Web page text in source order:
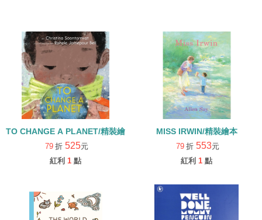
TO CHANGE A PLANET/精裝繪本
79 折 525元
紅利 1 點
MISS IRWIN/精裝繪本
79 折 553元
紅利 1 點